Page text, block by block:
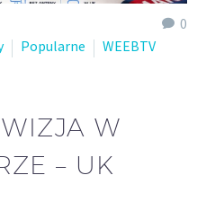
0
Popularne
WEEBTV
W
– UK